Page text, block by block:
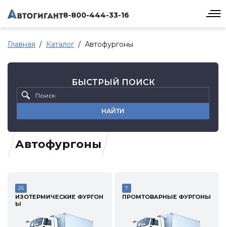
8-800-444-33-16
Главная Каталог Автофургоны
Автофургоны
БЫСТРЫЙ ПОИСК
НАЙТИ
25
ИЗОТЕРМИЧЕСКИЕ ФУРГОН
Ы
7
ПРОМТОВАРНЫЕ ФУРГОНЫ